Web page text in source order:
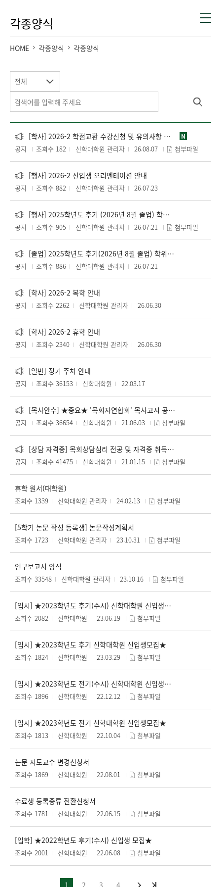
각종양식
HOME 각종양식 각종양식
전체
[학사] 2026-2 학점교환 수강신청 및 유의사항 안내 N
공지 조회수 182 신학대학원 관리자 26.08.07 첨부파일
[행사] 2026-2 신입생 오리엔테이션 안내
공지 조회수 882 신학대학원 관리자 26.07.23
[행사] 2025학년도 후기 (2026년 8월 졸업) 학위수여식 안내
공지 조회수 905 신학대학원 관리자 26.07.21 첨부파일
[졸업] 2025학년도 후기(2026년 8월 졸업) 학위취득자 학위복 대여 안내
공지 조회수 886 신학대학원 관리자 26.07.21
[학사] 2026-2 복학 안내
공지 조회수 2262 신학대학원 관리자 26.06.30
[학사] 2026-2 휴학 안내
공지 조회수 2340 신학대학원 관리자 26.06.30
[일반] 정기 주차 안내
공지 조회수 36153 신학대학원 22.03.17
[목사안수] ★중요★ '목회자연합회' 목사고시 공고에 대한 지도 요청사항
공지 조회수 36654 신학대학원 21.06.03 첨부파일
[상담 자격증] 목회상담심리 전공 및 자격증 취득 관련 자료
공지 조회수 41475 신학대학원 21.01.15 첨부파일
휴학 원서(대학원)
조회수 1339 신학대학원 관리자 24.02.13 첨부파일
[5학기 논문 작성 등록생] 논문작성계획서
조회수 1723 신학대학원 관리자 23.10.31 첨부파일
연구보고서 양식
조회수 33548 신학대학원 관리자 23.10.16 첨부파일
[입시] ★2023학년도 후기(수시) 신학대학원 신입생모집★
조회수 2082 신학대학원 23.06.19 첨부파일
[입시] ★2023학년도 후기 신학대학원 신입생모집★
조회수 1824 신학대학원 23.03.29 첨부파일
[입시] ★2023학년도 전기(수시) 신학대학원 신입생모집★
조회수 1896 신학대학원 22.12.12 첨부파일
[입시] ★2023학년도 전기 신학대학원 신입생모집★
조회수 1813 신학대학원 22.10.04 첨부파일
논문 지도교수 변경신청서
조회수 1869 신학대학원 22.08.01 첨부파일
수료생 등록종류 전환신청서
조회수 1781 신학대학원 22.06.15 첨부파일
[입학] ★2022학년도 후기(수시) 신입생 모집★
조회수 2001 신학대학원 22.06.08 첨부파일
1 2 3 4